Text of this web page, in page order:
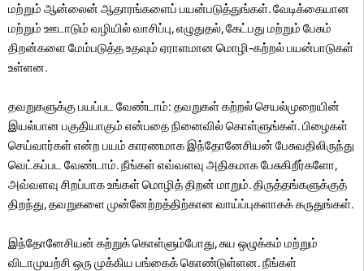
மற்றும் ஆன்லைன் ஆதாரங்களைப் பயன்படுத்துங்கள். வேடிக்கையான
மற்றும் ஊடாடும் வழியில் வாசிப்பு, எழுதுதல், கேட்பது மற்றும் பேசும்
திறன்களை மேம்படுத்த உதவும் ஏராளமான மொழி-கற்றல் பயன்பாடுகள்
உள்ளன.
தவறுகளுக்கு பயப்பட வேண்டாம்: தவறுகள் கற்றல் செயல்முறையின்
இயல்பான பகுதியாகும் என்பதை நினைவில் கொள்ளுங்கள். பிழைகள்
செய்வார்கள் என்ற பயம் காரணமாக இந்தோனேசியன் பேசுவதிலிருந்து
வெட்கப்பட வேண்டாம். நீங்கள் எவ்வளவு அதிகமாக பேசுகிறீர்களோ,
அவ்வளவு சிறப்பாக உங்கள் மொழித் திறன் மாறும். திருத்தங்களுக்குத்
திறந்து, தவறுகளை முன்னேற்றத்திற்கான வாய்ப்புகளாகக் கருதுங்கள்.
இந்தோனேசியன் கற்றுக் கொள்ளும்போது, ​​சுய ஒழுக்கம் மற்றும்
விடாமுயற்சி ஒரு முக்கிய பங்கைக் கொண்டுள்ளன. நீங்கள்